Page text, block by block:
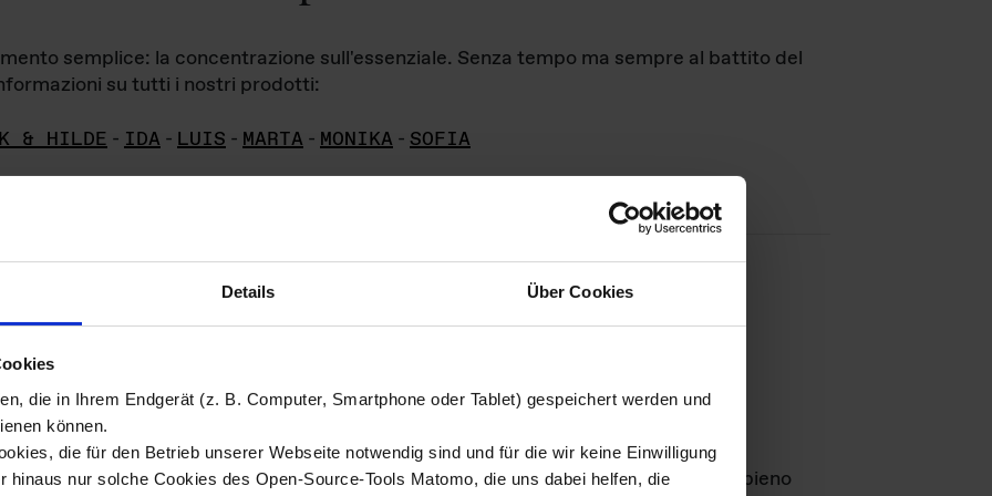
Details Über Cookies
die in Ihrem Endgerät (z. B. Computer, Smartphone oder Tablet) gespeichert werden und
können.
die für den Betrieb unserer Webseite notwendig sind und für die wir keine Einwilligung
hinaus nur solche Cookies des Open-Source-Tools Matomo, die uns dabei helfen, die
semplice: la concentrazione sull'essenziale. Senza tempo ma sempre al battito del
su tutti i nostri prodotti:
& HILDE - IDA - LUIS - MARTA - MONIKA - SOFIA
di immagini
materiale fotografico sono detenuti daDas ganze LebenGmbH e rimangono in pieno